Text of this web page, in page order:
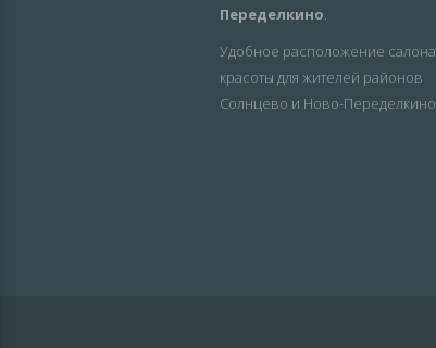
Переделкино.
Удобное расположение салона
красоты для жителей районов
Солнцево и Ново-Переделкино